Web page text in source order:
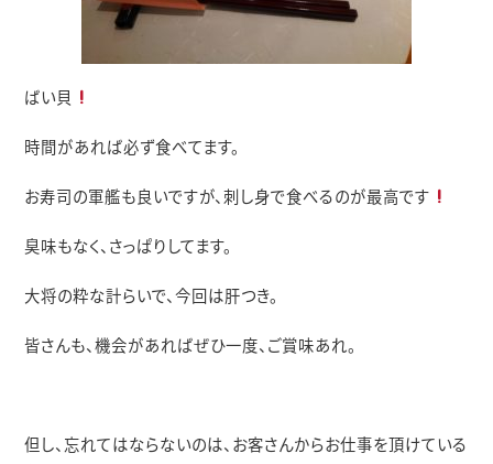
ばい貝
時間があれば必ず食べてます。
お寿司の軍艦も良いですが、刺し身で食べるのが最高です
臭味もなく、さっぱりしてます。
大将の粋な計らいで、今回は肝つき。
皆さんも、機会があればぜひ一度、ご賞味あれ。
但し、忘れてはならないのは、お客さんからお仕事を頂けている